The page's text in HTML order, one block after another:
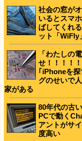
社会の窓が
いるとスマ
ばしてくれ
ット「WiFly」
「わたしの
せ！！！！
｢iPhoneを
グのせいで
家がある
80年代の古
PCで動く
アントがサ
度高い